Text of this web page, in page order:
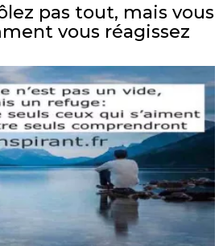
pas tout, mais vous
vous réagissez